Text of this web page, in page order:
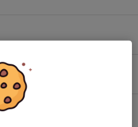
- Värmdö IF:s Vänner
- Värmdös viktigaste